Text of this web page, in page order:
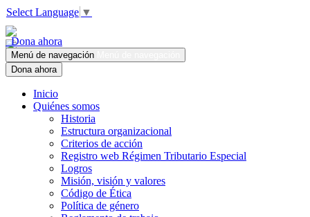
Select Language ▼
Dona ahora
Menú de navegación
Dona ahora
Inicio
Quiénes somos
Historia
Estructura organizacional
Criterios de acción
Registro web Régimen Tributario Especial
Logros
Misión, visión y valores
Código de Ética
Política de género